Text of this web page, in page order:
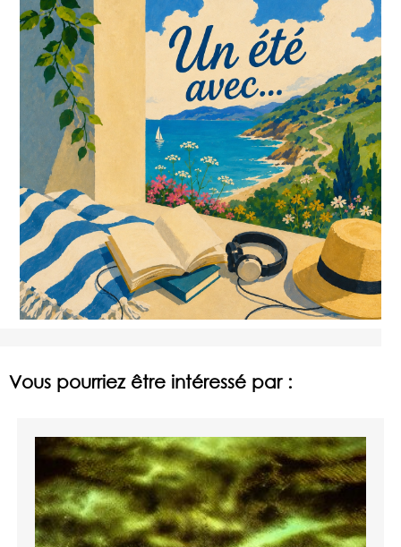
Vous pourriez être intéressé par :